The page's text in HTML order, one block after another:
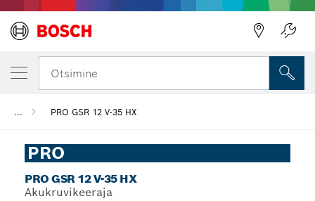
Otsimine
... PRO GSR 12 V-35 HX
PRO
PRO GSR 12 V-35 HX
Akukruvikeeraja